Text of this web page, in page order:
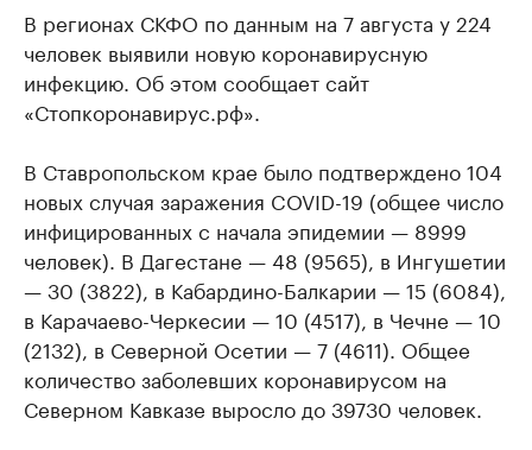
В регионах СКФО по данным на 7 августа у 224
человек выявили новую коронавирусную
инфекцию. Об этом сообщает сайт
«Стопкоронавирус.рф».
В Ставропольском крае было подтверждено 104
новых случая заражения COVID-19 (общее число
инфицированных с начала эпидемии — 8999
человек). В Дагестане — 48 (9565), в Ингушетии
— 30 (3822), в Кабардино-Балкарии — 15 (6084),
в Карачаево-Черкесии — 10 (4517), в Чечне — 10
(2132), в Северной Осетии — 7 (4611). Общее
количество заболевших коронавирусом на
Северном Кавказе выросло до 39730 человек.